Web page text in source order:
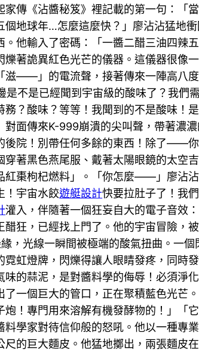
傳《沾醬秘笈》裡記載的第一句：「
地球年…怎麼這麼快？」廖沾沾猛地
他輸入了密碼：「一醬二醋三油四辣
著詭異紅色光芒的儀器。這儀器很像
滋——」的電流聲，接著傳來一陣高八
不是已經聞到宇宙級的酸味了？我們
？酸味？等等！我聞到的不是酸味！
面傳來K-999崩潰的尖叫聲，帶著濃
院！別帶任何多餘的東西！除了——
著黑色燕尾服、戴著太陽眼鏡的太空
紅棗枸杞燃料」。「你怎麼——」廖沾
！宇宙水餃遊艇設計快要拉肚子了！我
灌入，伴隨著一個狂妄自大的電子音效
狂，已經找上門了。他的宇宙冒險，
，光線一瞬間被極端的酸氣扭曲。一
虹燈牌，閃爍得讓人眼睛發疼，同時
的蒜泥，是對醬料學的侮辱！必須淨
一個巨大的管口，正在聚積藍色光芒
！專門用來溶解有機發酵物的！」「
學家對待信仰般的怒吼。他以一種專
的巨大麵皮。他猛地擲出，兩張麵皮